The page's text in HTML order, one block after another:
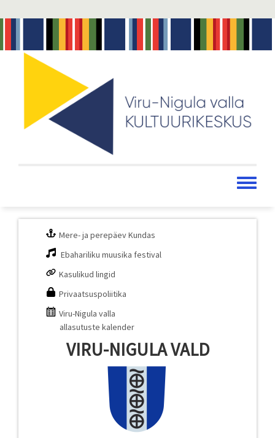
põhisisu
Toggle
Mere- ja perepäev Kundas
Ebahariliku muusika festival
Kasulikud lingid
Privaatsuspoliitika
Viru-Nigula valla
allasutuste kalender
VIRU-NIGULA VALD